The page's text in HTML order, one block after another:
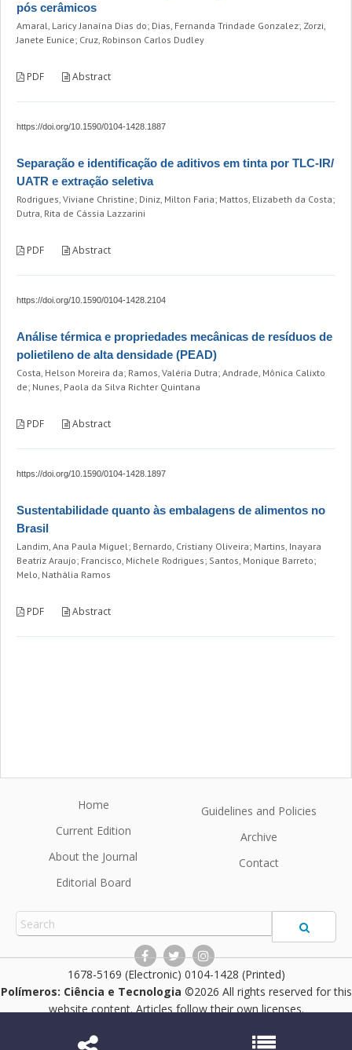
pós cerâmicos
Amaral, Laricy Janaína Dias do; Dias, Fernanda Trindade Gonzalez; Zorzi,
Janete Eunice; Cruz, Robinson Carlos Dudley
PDF Abstract
https://doi.org/10.1590/0104-1428.1887
Separação e identificação de aditivos em tinta por TLC-IR/
UATR e extração seletiva
Rodrigues, Viviane Christine; Diniz, Milton Faria; Mattos, Elizabeth da Costa;
Dutra, Rita de Cássia Lazzarini
PDF Abstract
https://doi.org/10.1590/0104-1428.2104
Análise térmica e propriedades mecânicas de resíduos de
polietileno de alta densidade (PEAD)
Costa, Helson Moreira da; Ramos, Valéria Dutra; Andrade, Mônica Calixto
de; Nunes, Paola da Silva Richter Quintana
PDF Abstract
https://doi.org/10.1590/0104-1428.1897
Sustentabilidade quanto às embalagens de alimentos no
Brasil
Landim, Ana Paula Miguel; Bernardo, Cristiany Oliveira; Martins, Inayara
Beatriz Araujo; Francisco, Michele Rodrigues; Santos, Monique Barreto;
Melo, Nathália Ramos
PDF Abstract
Home
Current Edition
About the Journal
Editorial Board
Guidelines and Policies
Archive
Contact
1678-5169 (Electronic) 0104-1428 (Printed)
Polímeros: Ciência e Tecnologia ©2026 All rights reserved for this
website content. Articles follow their own licenses.